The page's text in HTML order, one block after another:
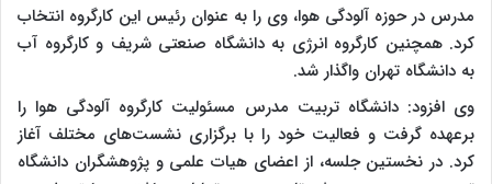
مدرس در حوزه آلودگی هوا، وی را به عنوان رئیس این کارگروه انتخاب
کرد. همچنین کارگروه انرژی به دانشگاه صنعتی شریف و کارگروه آب
به دانشگاه تهران واگذار شد.
وی افزود: دانشگاه تربیت مدرس مسئولیت کارگروه آلودگی هوا را
برعهده گرفت و فعالیت خود را با برگزاری نشست‌های مختلف آغاز
کرد. در نخستین جلسه، از اعضای هیات علمی و پژوهشگران دانشگاه